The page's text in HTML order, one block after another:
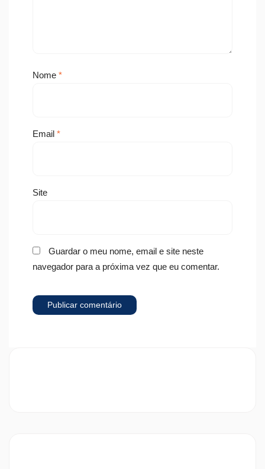
Nome *
Email *
Site
Guardar o meu nome, email e site neste
navegador para a próxima vez que eu comentar.